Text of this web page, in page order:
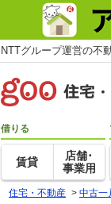
NTTグループ運営の不
借りる
賃貸
店舗･
事業用
住宅・不動産 > 中古一